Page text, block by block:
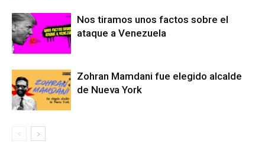
Nos tiramos unos factos sobre el
ataque a Venezuela
Zohran Mamdani fue elegido alcalde
de Nueva York